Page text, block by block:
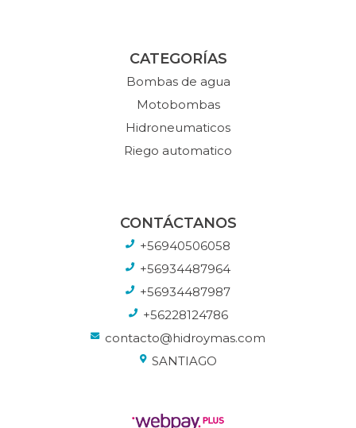
CATEGORÍAS
Bombas de agua
Motobombas
Hidroneumaticos
Riego automatico
CONTÁCTANOS
+56940506058
+56934487964
+56934487987
+56228124786
contacto@hidroymas.com
SANTIAGO